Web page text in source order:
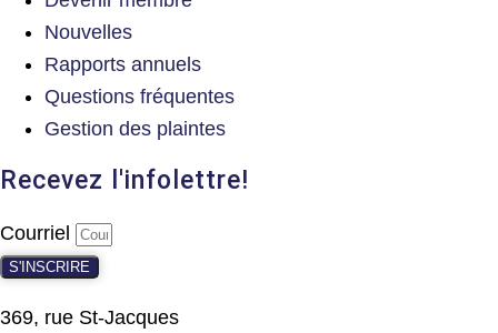
Nouvelles
Rapports annuels
Questions fréquentes
Gestion des plaintes
Recevez l'infolettre!
Courriel
S'INSCRIRE
369, rue St-Jacques